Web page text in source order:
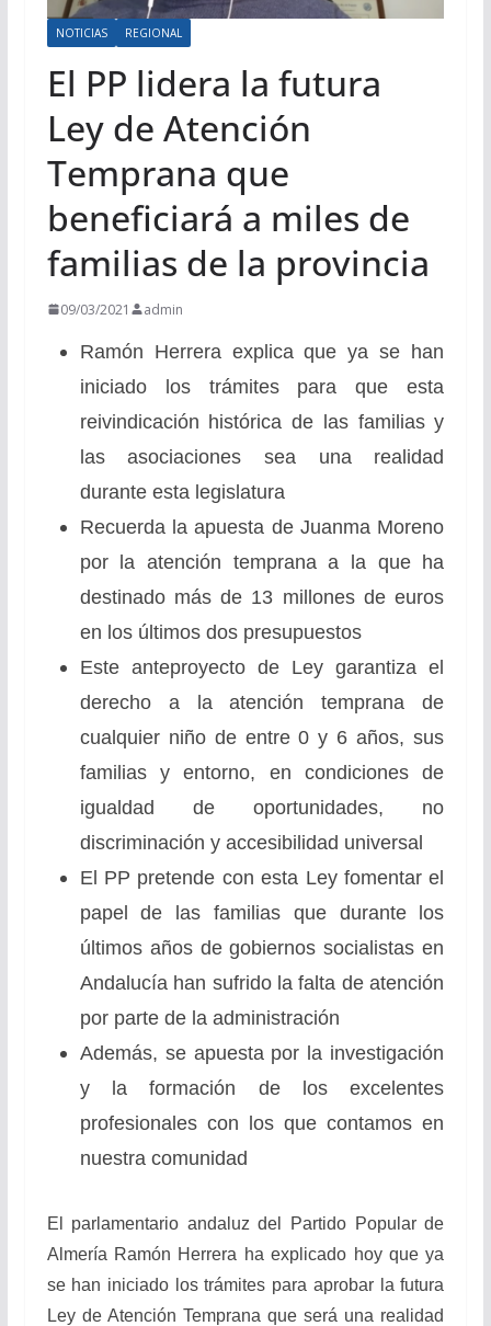
NOTICIAS REGIONAL
El PP lidera la futura
Ley de Atención
Temprana que
beneficiará a miles de
familias de la provincia
09/03/2021 admin
Ramón Herrera explica que ya se han
iniciado los trámites para que esta
reivindicación histórica de las familias y
las asociaciones sea una realidad
durante esta legislatura
Recuerda la apuesta de Juanma Moreno
por la atención temprana a la que ha
destinado más de 13 millones de euros
en los últimos dos presupuestos
Este anteproyecto de Ley garantiza el
derecho a la atención temprana de
cualquier niño de entre 0 y 6 años, sus
familias y entorno, en condiciones de
igualdad de oportunidades, no
discriminación y accesibilidad universal
El PP pretende con esta Ley fomentar el
papel de las familias que durante los
últimos años de gobiernos socialistas en
Andalucía han sufrido la falta de atención
por parte de la administración
Además, se apuesta por la investigación
y la formación de los excelentes
profesionales con los que contamos en
nuestra comunidad
El parlamentario andaluz del Partido Popular de
Almería Ramón Herrera ha explicado hoy que ya
se han iniciado los trámites para aprobar la futura
Ley de Atención Temprana que será una realidad